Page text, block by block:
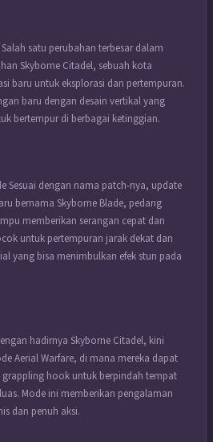
satu perubahan terbesar dalam
Skyborne Citadel, sebuah kota
baru untuk eksplorasi dan pertempuran.
baru dengan desain vertikal yang
bertempur di berbagai ketinggian.
Sesuai dengan nama patch-nya, update
bernama Skyborne Blade, pedang
memberikan serangan cepat dan
untuk pertempuran jarak dekat dan
yang bisa menimbulkan efek stun pada
hadirnya Skyborne Citadel, kini
Aerial Warfare, di mana mereka dapat
hook untuk berpindah tempat
Mode ini memberikan pengalaman
dan penuh aksi.